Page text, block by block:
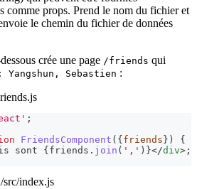
comme props. Prend le nom du fichier et
le chemin du fichier de données
crée une page /friends qui
Sebastien :
;
FriendsComponent ( {friends} )
{
sont {friends . join ( ',' ) }</div> ;
src/index.js